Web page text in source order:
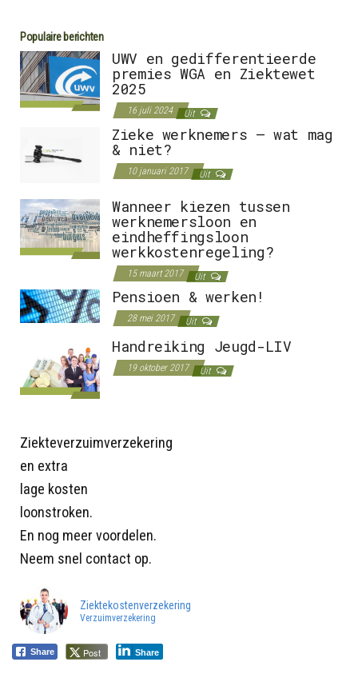
Populaire berichten
UWV en gedifferentieerde
premies WGA en Ziektewet
2025
16 juli 2024 Uit
Zieke werknemers – wat mag
& niet?
10 januari 2017 Uit
Wanneer kiezen tussen
werknemersloon en
eindheffingsloon
werkkostenregeling?
15 maart 2017 Uit
Pensioen & werken!
28 mei 2017 Uit
Handreiking Jeugd-LIV
19 oktober 2017 Uit
Ziekteverzuimverzekering
en extra
lage kosten
loonstroken.
En nog meer voordelen.
Neem snel contact op.
Ziektekostenverzekering
Verzuimverzekering
Share Post Share